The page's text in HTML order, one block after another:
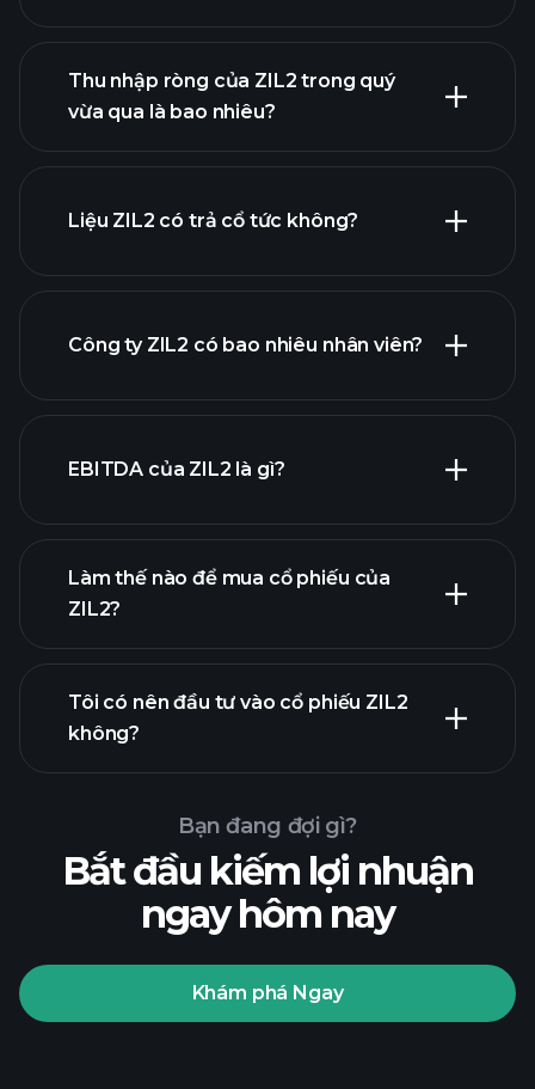
lợi nhuận của ZIL2
cáo tài chính
Thu nhập ròng của ZIL2 trong quý
vừa qua là bao nhiêu?
báo cáo tài chính
Liệu ZIL2 có trả cổ tức không?
cổ phiếu trả cổ tức cao
Công ty ZIL2 có bao nhiêu nhân viên?
nhà tuyển dụng lớn nhất
EBITDA của ZIL2 là gì?
báo cáo tài
chính
Làm thế nào để mua cổ phiếu của
ZIL2?
Playtrade
Tournaments
nhà môi
Tôi có nên đầu tư vào cổ phiếu ZIL2
không?
Bạn đang đợi gì?
Bắt đầu kiếm lợi nhuận
ngay hôm nay
Khám phá Ngay